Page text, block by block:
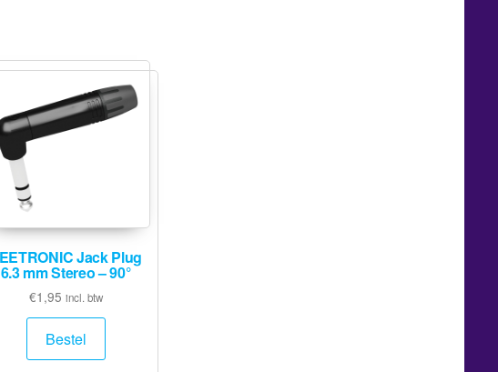
Jack Plug
6.3 mm Stereo – 90°
€1,95 incl. btw
Bestel